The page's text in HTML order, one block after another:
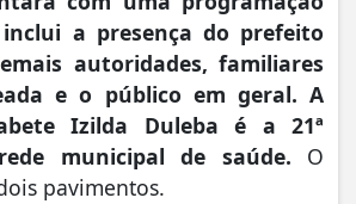
a presença do prefeito
autoridades, familiares
e o público em geral. A
Izilda Duleba é a 21ª
municipal de saúde. O
pavimentos.